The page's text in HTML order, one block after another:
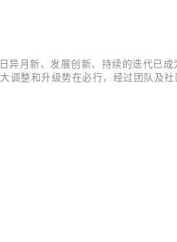
月新、发展创新、持续的迭代已
整和升级势在必行，经过团队及